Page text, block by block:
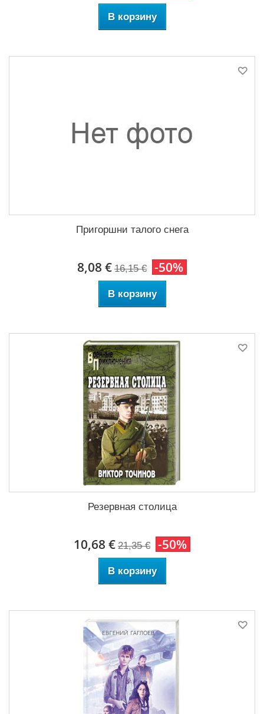
В корзину
Пригоршни талого снега
8,08 € 16,15 € -50%
В корзину
Резервная столица
10,68 € 21,35 € -50%
В корзину